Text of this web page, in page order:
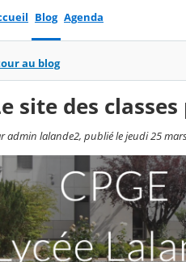
Blog Agenda
au blog
site des
admin lalande2, publié le jeudi 25